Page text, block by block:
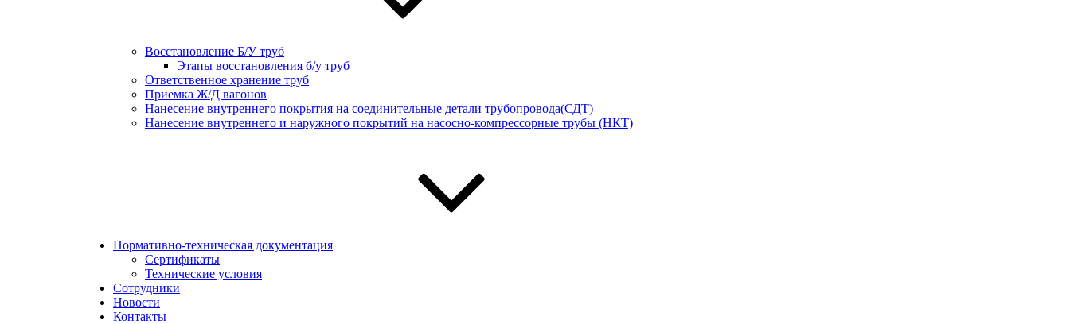
Восстановление Б/У труб
Этапы восстановления б/у труб
Ответственное хранение труб
Приемка Ж/Д вагонов
Нанесение внутреннего покрытия на соединительные детали трубопровода(СДТ)
Нанесение внутреннего и наружного покрытий на насосно-компрессорные трубы (НКТ)
Нормативно-техническая документация
Сертификаты
Технические условия
Сотрудники
Новости
Контакты